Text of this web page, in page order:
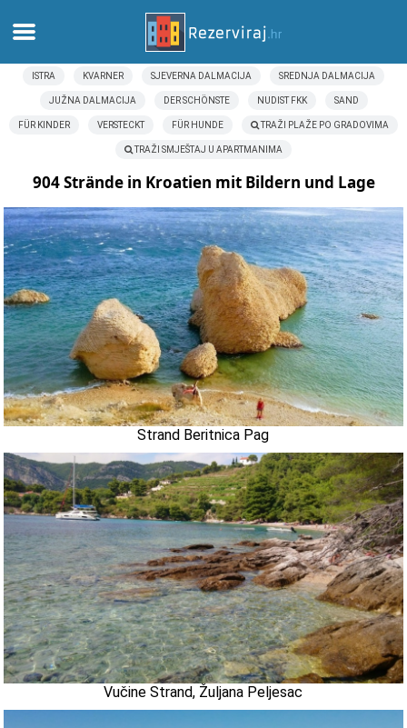
Zuhause
Apartments
Touristeninformation
Strände
webcams
Treffen Sie Kroatien
museen
ISTRA KVARNER SJEVERNA DALMACIJA SREDNJA DALMACIJA
JUŽNA DALMACIJA DER SCHÖNSTE NUDIST FKK SAND
FÜR KINDER VERSTECKT FÜR HUNDE TRAŽI PLAŽE PO GRADOVIMA
TRAŽI SMJEŠTAJ U APARTMANIMA
904 Strände in Kroatien mit Bildern und Lage
Strand Beritnica Pag
Vučine Strand, Žuljana Peljesac